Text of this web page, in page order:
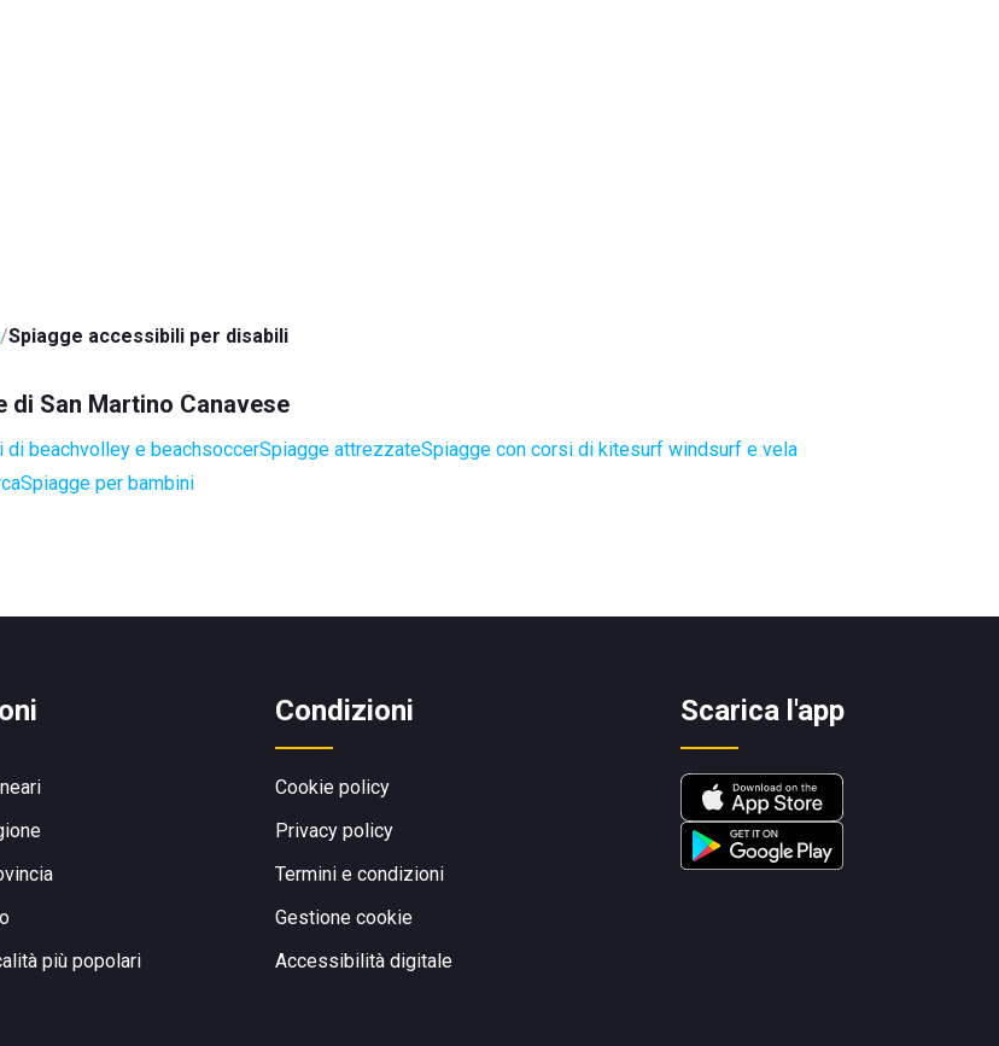
Spiagge accessibili per disabili
San Martino Canavese
di beachvolley e beachsoccerSpiagge attrezzateSpiagge con corsi di kitesurf windsurf e vela
Spiagge per bambini
più popolari
Condizioni
Cookie policy
Privacy policy
Termini e condizioni
Gestione cookie
Accessibilità digitale
Scarica l'app